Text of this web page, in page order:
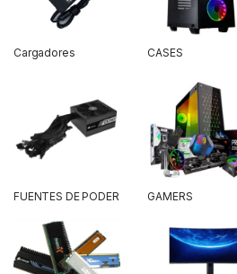
Cargadores CASES
FUENTES DE PODER GAMERS